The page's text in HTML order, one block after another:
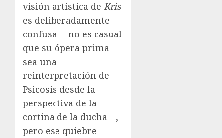
visión artística de Kris
es deliberadamente
confusa —no es casual
que su ópera prima
sea una
reinterpretación de
Psicosis desde la
perspectiva de la
cortina de la ducha—,
pero ese quiebre